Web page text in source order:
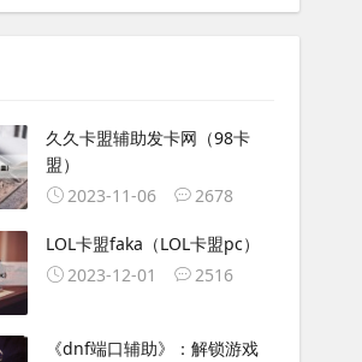
久久卡盟辅助发卡网（98卡
盟）
2023-11-06
2678
LOL卡盟faka（LOL卡盟pc）
2023-12-01
2516
《dnf端口辅助》：解锁游戏